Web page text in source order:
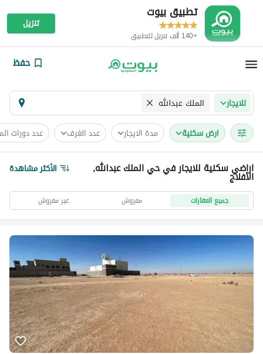
تطبيق بيوت
+140 ألف تنزيل للتطبيق
تنزيل
حفظ
للايجار الملك عبدالله
ارض سكنية مدة الايجار عدد الغرف عدد دورات
اراضي سكنية للايجار في حي الملك عبدالله,
الأفلاج الأكثر مشاهدة
جميع العقارات مفروش غير مفروش